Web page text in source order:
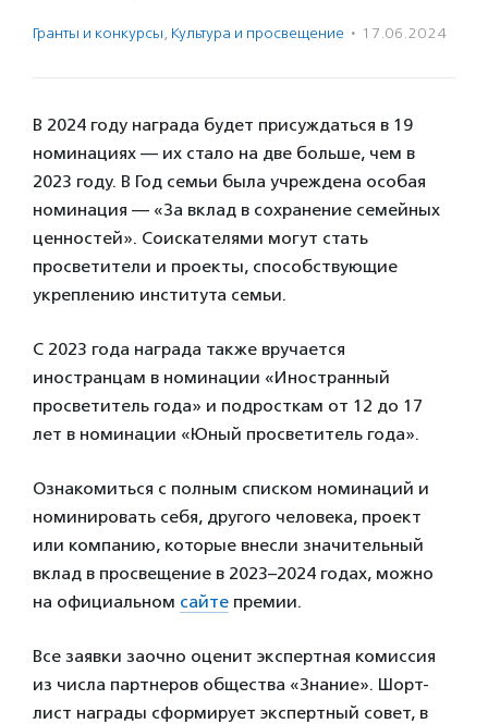
Гранты и конкурсы, Культура и просвещение · 17.06.2024
В 2024 году награда будет присуждаться в 19
номинациях — их стало на две больше, чем в
2023 году. В Год семьи была учреждена особая
номинация — «За вклад в сохранение семейных
ценностей». Соискателями могут стать
просветители и проекты, способствующие
укреплению института семьи.
С 2023 года награда также вручается
иностранцам в номинации «Иностранный
просветитель года» и подросткам от 12 до 17
лет в номинации «Юный просветитель года».
Ознакомиться с полным списком номинаций и
номинировать себя, другого человека, проект
или компанию, которые внесли значительный
вклад в просвещение в 2023–2024 годах, можно
на официальном сайте премии.
Все заявки заочно оценит экспертная комиссия
из числа партнеров общества «Знание». Шорт-
лист награды сформирует экспертный совет, в